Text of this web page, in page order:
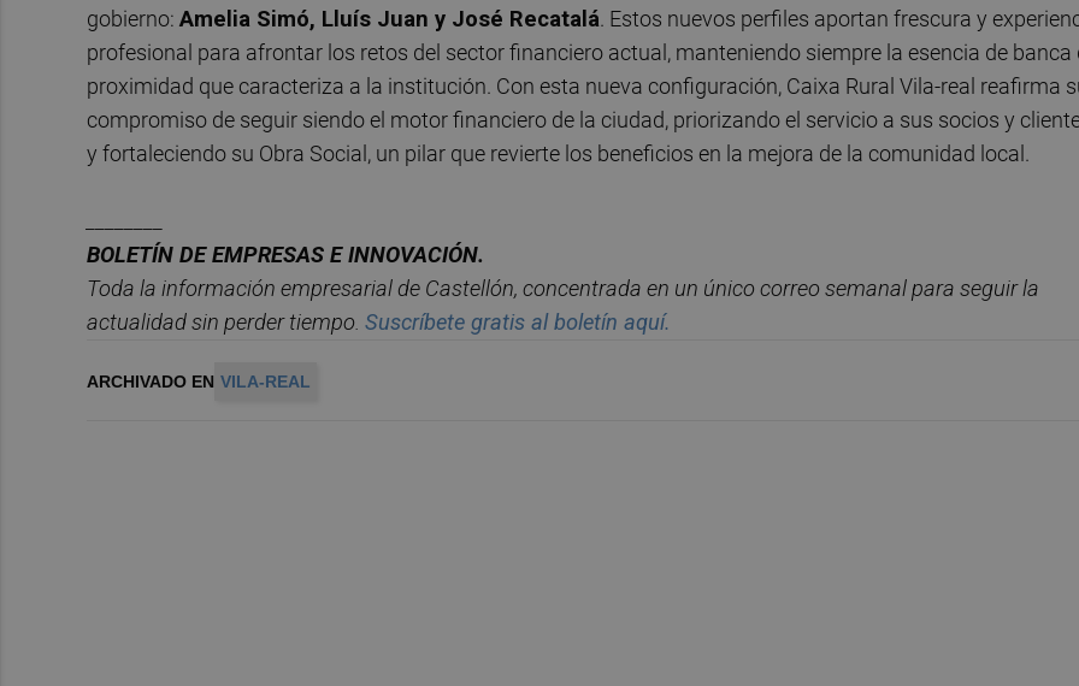
gobierno: Amelia Simó, Lluís Juan y José Recatalá. Estos nuevos perfiles aportan frescura y
profesional para afrontar los retos del sector financiero actual, manteniendo siempre la esencia de banca
proximidad que caracteriza a la institución. Con esta nueva configuración, Caixa Rural Vila-real reafirma
compromiso de seguir siendo el motor financiero de la ciudad, priorizando el servicio a sus socios y
y fortaleciendo su Obra Social, un pilar que revierte los beneficios en la mejora de la comunidad local.
BOLETÍN DE EMPRESAS E INNOVACIÓN.
Toda la información empresarial de Castellón, concentrada en un único correo semanal para seguir la
actualidad sin perder tiempo. Suscríbete gratis al boletín aquí.
ARCHIVADO EN VILA-REAL